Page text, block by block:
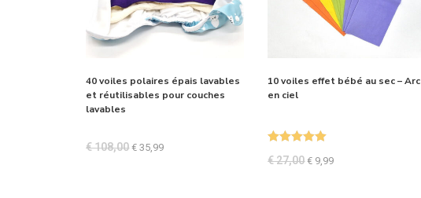
40 voiles polaires épais lavables
et réutilisables pour couches
lavables
€108,00 € 35,99
10 voiles effet bébé au sec – Arc
en ciel
€27,00 € 9,99